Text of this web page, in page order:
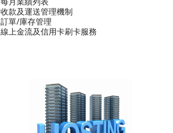
收款及運送管理機制
訂單/庫存管理
線上金流及信用卡刷卡服務